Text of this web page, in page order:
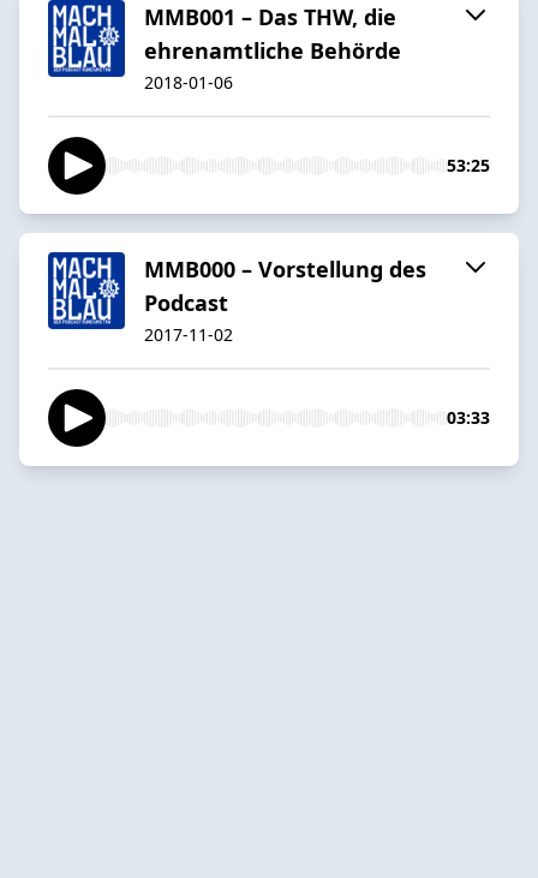
MMB001 – Das THW, die
ehrenamtliche Behörde
2018-01-06
53:25
MMB000 – Vorstellung des
Podcast
2017-11-02
03:33